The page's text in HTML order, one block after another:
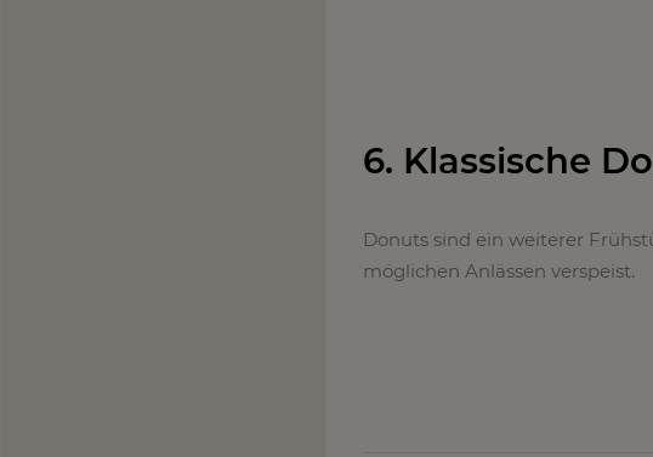
6. Klassische
Donuts sind ein weiterer
möglichen Anlässen verspeist.